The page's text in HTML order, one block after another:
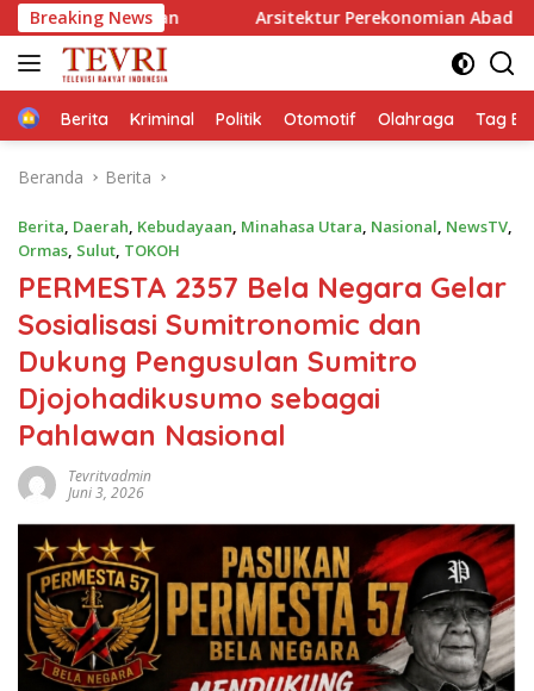
Langsung
ke
konten
Breaking News
Arsitektur Perekonomian Abad ke-21, Maklumat
HomeBerita Kriminal Politik Otomotif Olahraga Tag
Beranda Berita
Berita, Daerah, Kebudayaan, Minahasa Utara, Nasional, NewsTV,
Ormas, Sulut, TOKOH
‎PERMESTA 2357 Bela Negara Gelar
Sosialisasi Sumitronomic dan
Dukung Pengusulan Sumitro
Djojohadikusumo sebagai
Pahlawan Nasional‎
Tevritvadmin
Juni 3, 2026